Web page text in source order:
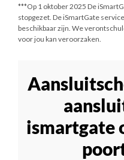
***Op 1 oktober 2025 De
stopgezet. De iSmartGate
beschikbaar zijn. We
voor jou kan veroorzaken.
ismartgate